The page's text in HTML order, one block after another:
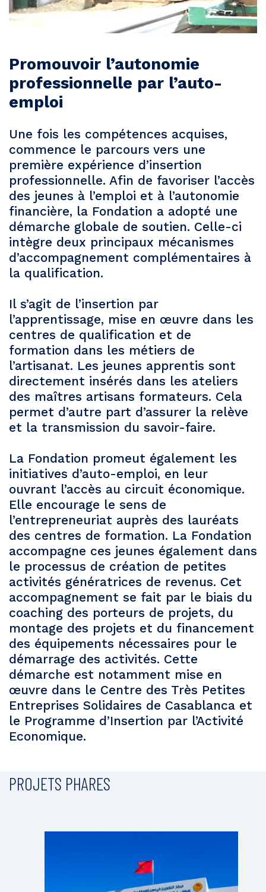
Promouvoir l’autonomie
professionnelle par l’auto-
emploi
Une fois les compétences acquises,
commence le parcours vers une
première expérience d’insertion
professionnelle. Afin de favoriser l’accès
des jeunes à l’emploi et à l’autonomie
financière, la Fondation a adopté une
démarche globale de soutien. Celle-ci
intègre deux principaux mécanismes
d’accompagnement complémentaires à
la qualification.
Il s’agit de l’insertion par
l’apprentissage, mise en œuvre dans les
centres de qualification et de
formation dans les métiers de
l’artisanat. Les jeunes apprentis sont
directement insérés dans les ateliers
des maîtres artisans formateurs. Cela
permet d’autre part d’assurer la relève
et la transmission du savoir-faire.
La Fondation promeut également les
initiatives d’auto-emploi, en leur
ouvrant l’accès au circuit économique.
Elle encourage le sens de
l’entrepreneuriat auprès des lauréats
des centres de formation. La Fondation
accompagne ces jeunes également dans
le processus de création de petites
activités génératrices de revenus. Cet
accompagnement se fait par le biais du
coaching des porteurs de projets, du
montage des projets et du financement
des équipements nécessaires pour le
démarrage des activités. Cette
démarche est notamment mise en
œuvre dans le Centre des Très Petites
Entreprises Solidaires de Casablanca et
le Programme d’Insertion par l’Activité
Economique.
PROJETS PHARES